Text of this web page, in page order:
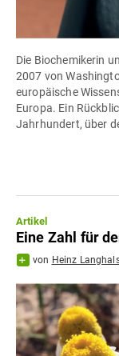
Die Biochemikerin
2007 von
europäische
Europa. Ein
Jahrhundert, über
Artikel
Eine Zahl für
von Heinz